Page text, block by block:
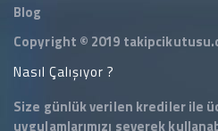
Blog
Copyright © 2019
Nasıl Çalışıyor ?
Size günlük verilen krediler ile
uygulamlarımızı severek